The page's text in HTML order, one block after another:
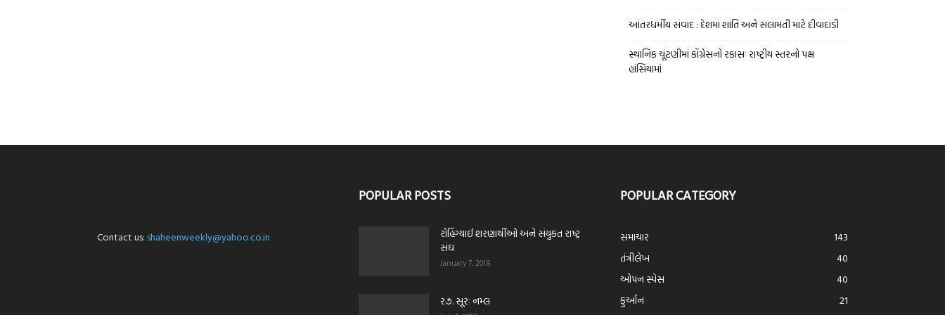
આંતરધર્મીય સંવાદ : દેશમાં શાંતિ અને સલામતી માટે દીવાદાંડી
સ્થાનિક ચૂંટણીમાં કોંગ્રેસનો રકાસઃ રાષ્ટ્રીય સ્તરનો પક્ષ
હાંસિયામાં
Contact us: shaheenweekly@yahoo.co.in
POPULAR POSTS
રોહિંગ્યાઈ શરણાર્થીઓ અને સંયુકત રાષ્ટ્ર
સંઘ
January 7, 2018
ર૭. સૂરઃ નમ્લ
POPULAR CATEGORY
સમાચાર
143
તંત્રીલેખ
40
ઓપન સ્પેસ
40
કુર્આન
21